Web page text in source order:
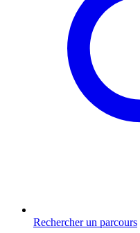
Rechercher un parcours